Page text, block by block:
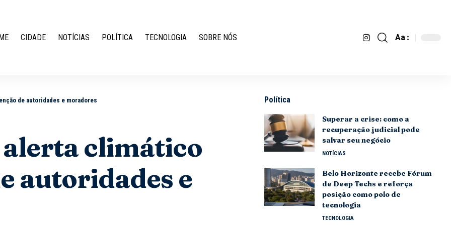
CIDADE NOTÍCIAS POLÍTICA TECNOLOGIA SOBRE NÓS Aa
de autoridades e moradores
alerta climático
autoridades e
Política
Superar a crise: como a
recuperação judicial pode
salvar seu negócio
NOTÍCIAS
Belo Horizonte recebe Fórum
de Deep Techs e reforça
posição como polo de
tecnologia
TECNOLOGIA